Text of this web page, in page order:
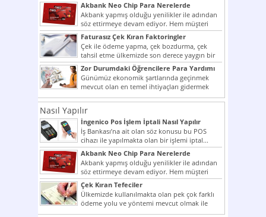
Akbank Neo Chip Para Nerelerde
Kullanılır?
Akbank yapmış olduğu yenilikler ile adından
söz ettirmeye devam ediyor. Hem müşteri
potansiyelini arttırmak hem...
Faturasız Çek Kıran Faktoringler
Çek ile ödeme yapma, çek bozdurma, çek
tahsil etme ülkemizde son derece yaygın bir
şekilde...
Zor Durumdaki Öğrencilere Para Yardımı
Günümüz ekonomik şartlarında geçinmek
mevcut olan en temel ihtiyaçları gidermek
dahi son derece zor olmak...
Nasıl Yapılır
İngenico Pos İşlem İptali Nasıl Yapılır
İş Bankası’na ait olan söz konusu bu POS
cihazı ile yapılmakta olan bir işlemi iptal...
Akbank Neo Chip Para Nerelerde
Kullanılır?
Akbank yapmış olduğu yenilikler ile adından
söz ettirmeye devam ediyor. Hem müşteri
potansiyelini arttırmak hem...
Çek Kıran Tefeciler
Ülkemizde kullanılmakta olan pek çok farklı
ödeme yolu ve yöntemi mevcut olmak ile
beraber bunlar...